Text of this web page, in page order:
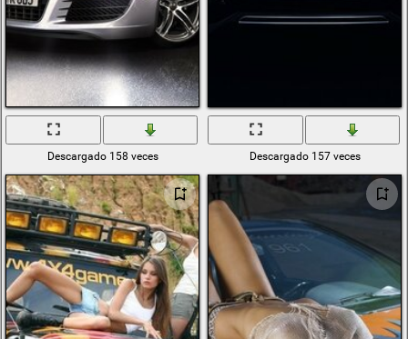
Descargado 158 veces Descargado 157 veces